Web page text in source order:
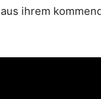
ihrem